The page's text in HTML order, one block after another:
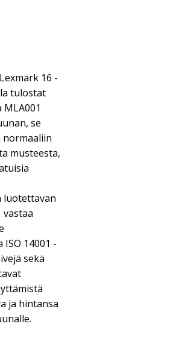
16 -
tulostat
MLA001
se
normaaliin
musteesta,
luotettavan
14001 -
sekä
ja hintansa